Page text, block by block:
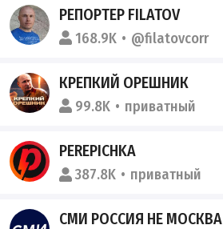
РЕПОРТЕР FILATOV
168.9K @filatovcorr
КРЕПКИЙ ОРЕШНИК
99.8K приватный
PEREPICHKA
387.8K приватный
СМИ РОССИЯ НЕ МОСКВА